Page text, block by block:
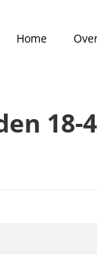
Home
18-